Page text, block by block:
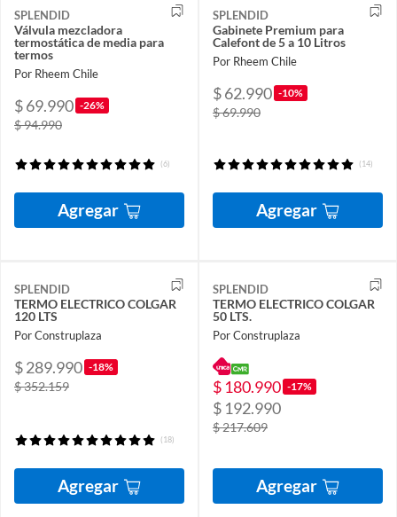
SPLENDID
Válvula mezcladora
termostática de media para
termos
Por Rheem Chile
$ 69.990 -26%
$ 94.990
(6)
Agregar
SPLENDID
Gabinete Premium para
Calefont de 5 a 10 Litros
Por Rheem Chile
$ 62.990 -10%
$ 69.990
(14)
Agregar
SPLENDID
TERMO ELECTRICO COLGAR
120 LTS
Por Construplaza
$ 289.990 -18%
$ 352.159
(18)
Agregar
SPLENDID
TERMO ELECTRICO COLGAR
50 LTS.
Por Construplaza
$ 180.990 -17%
$ 192.990
$ 217.609
Agregar